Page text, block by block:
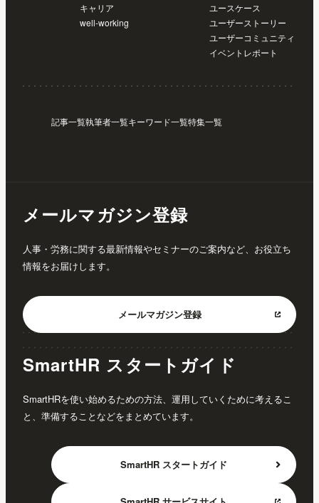
キャリア
well-working
ユースケース
ユーザーストーリー
ユーザーコミュニティ
イベントレポート
記事一覧執筆者一覧キーワード一覧特集一覧
メールマガジン登録
人事・労務に関する最新情報やセミナーのご案内など、お役立ち
情報をお届けします。
メールマガジン登録
SmartHR スタートガイド
SmartHRを使い始めるための方法、運用していくために考えるこ
と、準備することなどをまとめています。
SmartHR スタートガイド